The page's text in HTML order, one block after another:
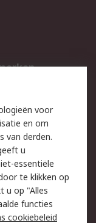
voor
en om
van derden.
u
essentiële
te klikken op
u op "Alles
functies
cookiebeleid